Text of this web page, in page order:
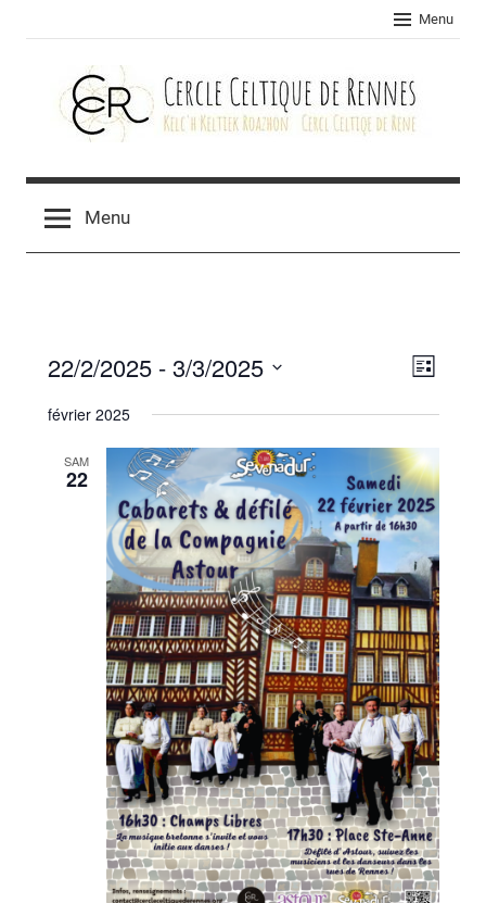
Menu
Cercle
celtique
Menu
par
Liste
22/2/2025 - 3/3/2025
date.
février 2025
SAM
22